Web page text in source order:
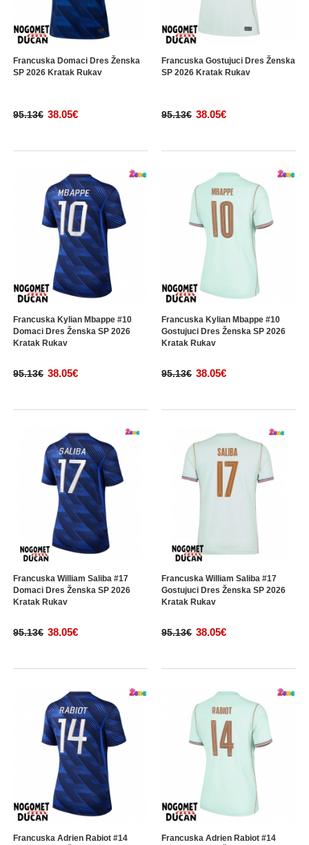
Francuska Domaci Dres Ženska
SP 2026 Kratak Rukav
95.13€ 38.05€
Francuska Gostujuci Dres Ženska
SP 2026 Kratak Rukav
95.13€ 38.05€
Francuska Kylian Mbappe #10
Domaci Dres Ženska SP 2026
Kratak Rukav
95.13€ 38.05€
Francuska Kylian Mbappe #10
Gostujuci Dres Ženska SP 2026
Kratak Rukav
95.13€ 38.05€
Francuska William Saliba #17
Domaci Dres Ženska SP 2026
Kratak Rukav
95.13€ 38.05€
Francuska William Saliba #17
Gostujuci Dres Ženska SP 2026
Kratak Rukav
95.13€ 38.05€
Francuska Adrien Rabiot #14 Francuska Adrien Rabiot #14